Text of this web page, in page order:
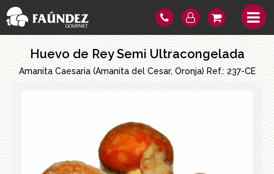
Huevo de Rey Semi Ultracongelada
Amanita Caesaria (Amanita del Cesar, Oronja) Ref.:237-CE